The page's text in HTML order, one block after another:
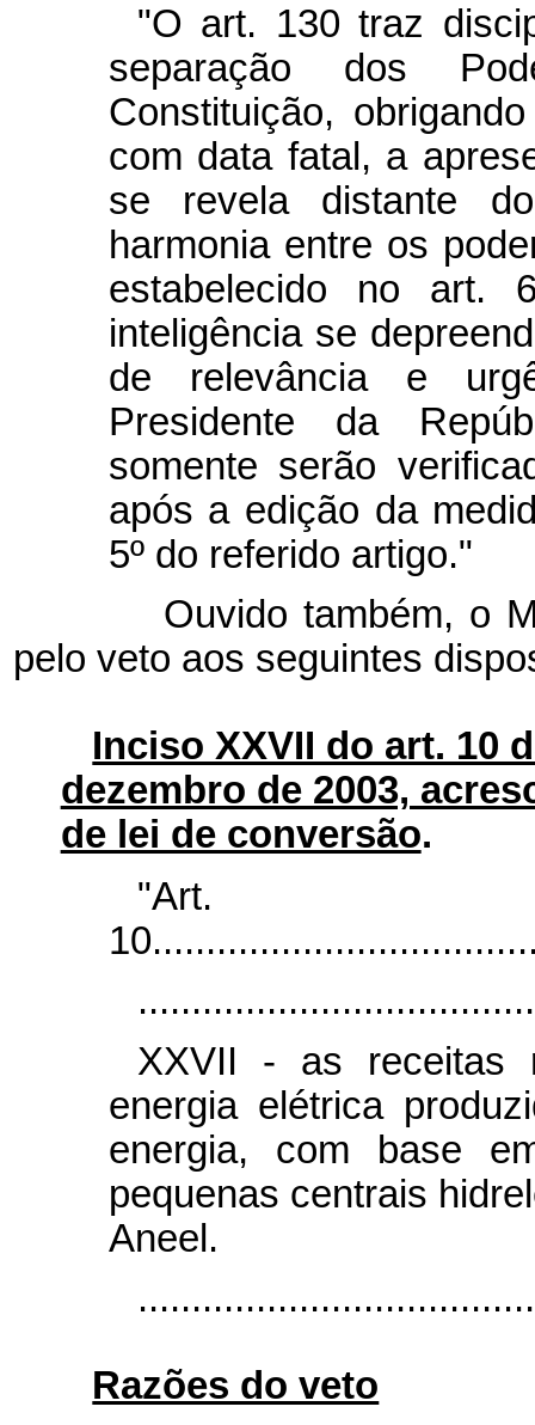
"O art. 130 traz
separação dos
Constituição,
com data fatal, a
se revela distante
harmonia entre os
estabelecido no art.
inteligência se
de relevância e
Presidente da
somente serão
após a edição da
5º do referido artigo."
Ouvido também, o
pelo veto aos seguintes
Inciso XXVII do art. 10
dezembro de 2003,
de lei de conversão.
"Art.
XXVII - as receitas
energia elétrica
energia, com base
pequenas centrais
Aneel.
Razões do veto